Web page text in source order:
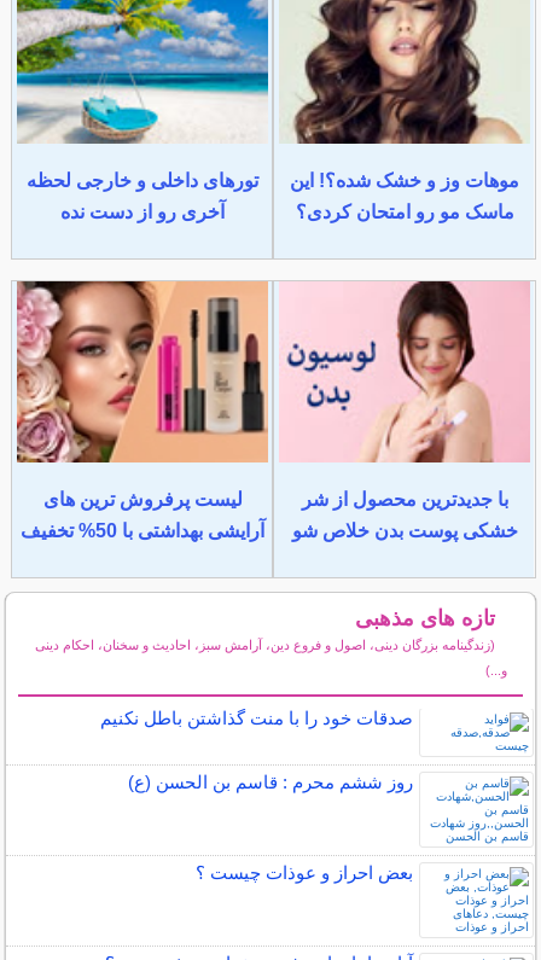
موهات وز و خشک شده؟! این
ماسک مو رو امتحان کردی؟
تورهای داخلی و خارجی لحظه
آخری رو از دست نده
با جدیدترین محصول از شر
خشکی پوست بدن خلاص شو
لیست پرفروش ترین های
آرایشی بهداشتی با 50% تخفیف
تازه های مذهبی
(زندگینامه بزرگان دینی، اصول و فروع دین، آرامش سبز، احادیث و سخنان، احکام دینی
و...)
صدقات خود را با منت گذاشتن باطل نکنیم
روز ششم محرم : قاسم بن الحسن (ع)
بعض احراز و عوذات چیست ؟